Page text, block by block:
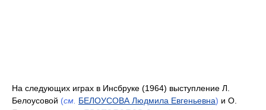
На следующих играх в Инсбруке (1964) выступление Л.
Белоусовой (см. БЕЛОУСОВА Людмила Евгеньевна) и О.